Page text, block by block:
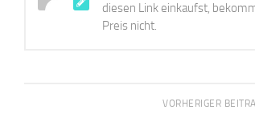
diesen Link einkaufst,
Preis nicht.
VORHERIGER